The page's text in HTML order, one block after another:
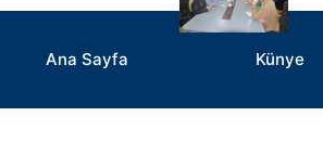
Ana Sayfa Künye